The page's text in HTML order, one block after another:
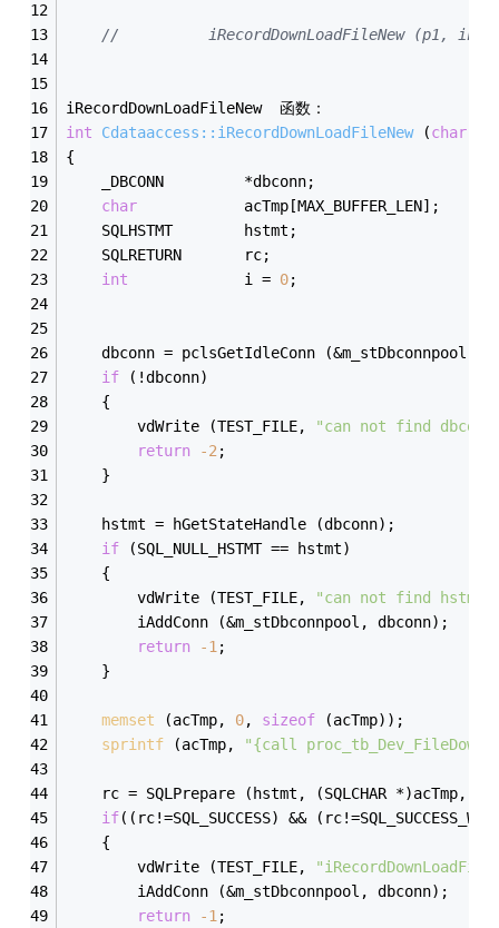
//			iRecordDownLoadFileNew
iRecordDownLoadFileNew  函数：
int
Cdataaccess::iRecordDownLoadFileNew (char
{
	_DBCONN			*dbconn;
char
			acTmp[MAX_BUFFER_LEN];
	SQLHSTMT		hstmt;
	SQLRETURN		rc;
int
				i =
0;
	dbconn = pclsGetIdleConn (&m_stDbconnpool);
if
	{
		vdWrite (TEST_FILE,
"can not find
return
-2 ;
	}
	hstmt = hGetStateHandle (dbconn);
if (SQL_NULL_HSTMT == hstmt)
	{
		vdWrite (TEST_FILE,
"can not find hstmt
		iAddConn (&m_stDbconnpool, dbconn);
return
-1 ;
	}
memset (acTmp, 0, sizeof (acTmp));
sprintf (acTmp, "{call
rc = SQLPrepare (hstmt, (SQLCHAR *)acTmp,
if((rc!=SQL_SUCCESS) &&
	{
		vdWrite (TEST_FILE,
		iAddConn (&m_stDbconnpool, dbconn);
return
-1 ;